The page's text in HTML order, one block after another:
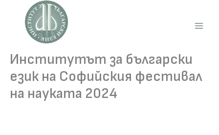
content
Институтът за български
език на Софийския фестивал
на науката 2024